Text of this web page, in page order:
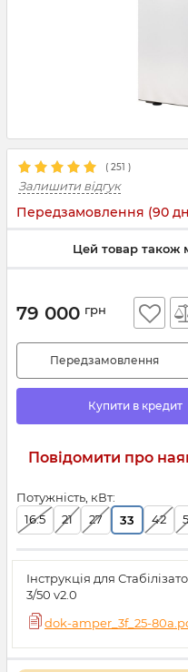
( 251 )
Залишити відгук
Передзамовлення (90
Цей товар
Інструкція для
3/50 v2.0
dok-amper_3f_25-
Потужність, кВт:
16.5
21 27 33 42
79 000 грн
Передзамовлення
Купити в кредит
Повідомити про